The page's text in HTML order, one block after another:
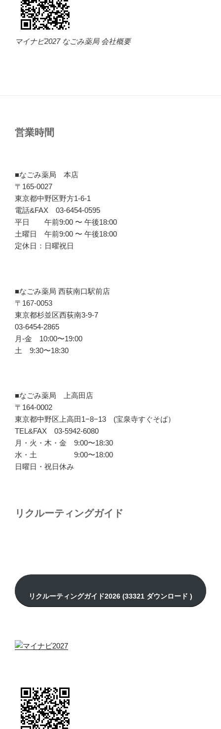
マイナビ2027 なごみ薬局 会社概要
営業時間
■なごみ薬局 本店
〒165-0027
東京都中野区野方1-6-1
電話&FAX 03-6454-0595
平日 午前9:00 〜 午後18:00
土曜日 午前9:00 〜 午後18:00
定休日：日曜祝日
■なごみ薬局 西荻南口駅前店
〒167-0053
東京都杉並区西荻南3-9-7
03-6454-2865
月-金 10:00〜19:00
土 9:30〜18:30
■なごみ薬局 上高田店
〒164-0002
東京都中野区上高田1−8−13 (宝泉寺すぐそば）
TEL&FAX 03-5942-6080
月・火・木・金 9:00〜18:30
水・土 9:00〜18:00
日曜日・祝日休み
リクルーティングガイド